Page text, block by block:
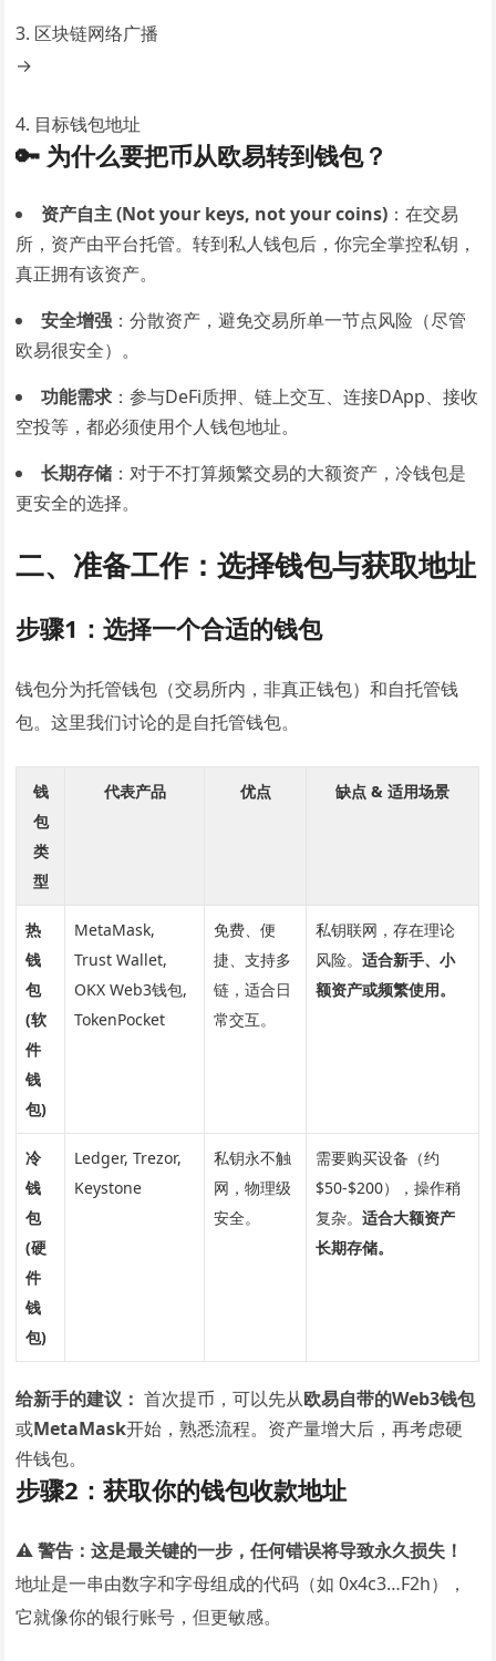
3. 区块链网络广播
→
4. 目标钱包地址
🔑 为什么要把币从欧易转到钱包？
资产自主 (Not your keys, not your coins) ：在交易
所，资产由平台托管。转到私人钱包后，你完全掌控私钥，
真正拥有该资产。
安全增强 ：分散资产，避免交易所单一节点风险（尽管
欧易很安全）。
功能需求 ：参与DeFi质押、链上交互、连接DApp、接收
空投等，都必须使用个人钱包地址。
长期存储 ：对于不打算频繁交易的大额资产，冷钱包是
更安全的选择。
二、准备工作：选择钱包与获取地址
步骤1：选择一个合适的钱包
钱包分为托管钱包（交易所内，非真正钱包）和自托管钱
包。这里我们讨论的是自托管钱包。
钱
包
类
型
代表产品 优点 缺点 & 适用场景
热
钱
包
(软
件
钱
包)
MetaMask,
Trust Wallet,
OKX Web3钱包,
TokenPocket
免费、便
捷、支持多
链，适合日
常交互。
私钥联网，存在理论
风险。适合新手、小
额资产或频繁使用。
冷
钱
包
(硬
件
钱
包)
Ledger, Trezor,
Keystone
私钥永不触
网，物理级
安全。
需要购买设备（约
$50-$200），操作稍
复杂。适合大额资产
长期存储。
给新手的建议： 首次提币，可以先从欧易自带的Web3钱包
或MetaMask开始，熟悉流程。资产量增大后，再考虑硬
件钱包。
步骤2：获取你的钱包收款地址
⚠️ 警告：这是最关键的一步，任何错误将导致永久损失！
地址是一串由数字和字母组成的代码（如 0x4c3…F2h），
它就像你的银行账号，但更敏感。